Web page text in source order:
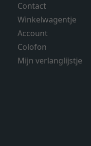
Contact
Winkelwagentje
Account
Colofon
Mijn verlanglijstje